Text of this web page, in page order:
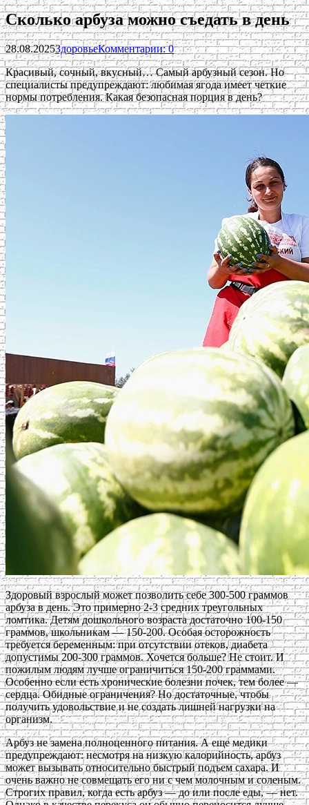
Сколько арбуза можно съедать в день
28.08.2025ЗдоровьеКомментарии: 0
Красивый, сочный, вкусный… Самый арбузный сезон. Но
специалисты предупреждают: любимая ягода имеет четкие
нормы потребления. Какая безопасная порция в день?
Здоровый взрослый может позволить себе 300-500 граммов
арбуза в день. Это примерно 2-3 средних треугольных
ломтика. Детям дошкольного возраста достаточно 100-150
граммов, школьникам — 150-200. Особая осторожность
требуется беременным: при отсутствии отеков, диабета
допустимы 200-300 граммов. Хочется больше? Не стоит. И
пожилым людям лучше ограничиться 150-200 граммами.
Особенно если есть хронические болезни почек, тем более —
сердца. Обидные ограничения? Но достаточные, чтобы
получить удовольствие и не создать лишней нагрузки на
организм.
Арбуз не замена полноценного питания. А еще медики
предупреждают: несмотря на низкую калорийность, арбуз
может вызывать относительно быстрый подъем сахара. И
очень важно не совмещать его ни с чем молочным и соленым.
Строгих правил, когда есть арбуз — до или после еды, — нет.